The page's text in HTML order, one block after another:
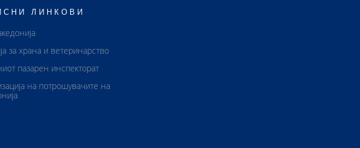
ЛИНКОВИ
за храна и ветеринарство
пазарен инспекторат
на потрошувачите на